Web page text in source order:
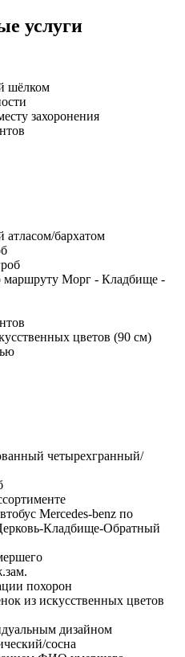
услуги
шёлком
захоронения
бархатом
маршруту Морг - Кладбище -
цветов (90 см)
четырехгранный/
Mercedes-benz по
Кладбище-Обратный
похорон
из искусственных цветов
дизайном
сосна